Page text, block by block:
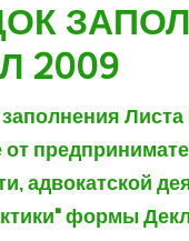
2009
адвокатской
формы